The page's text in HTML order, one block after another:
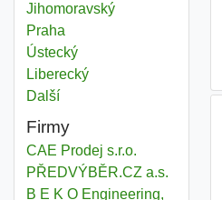
Cae
JihomoravskýKraj
Cae
Praha
Cae
ÚsteckýKraj
Cae
LibereckýKraj
Dalšíkraj
Firmy
CAE Prodej s.r.o.
PŘEDVÝBĚR.CZ a.s.
B E K O Engineering,